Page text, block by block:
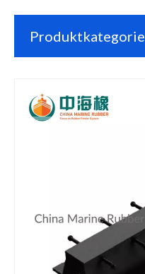
Produktkategorie